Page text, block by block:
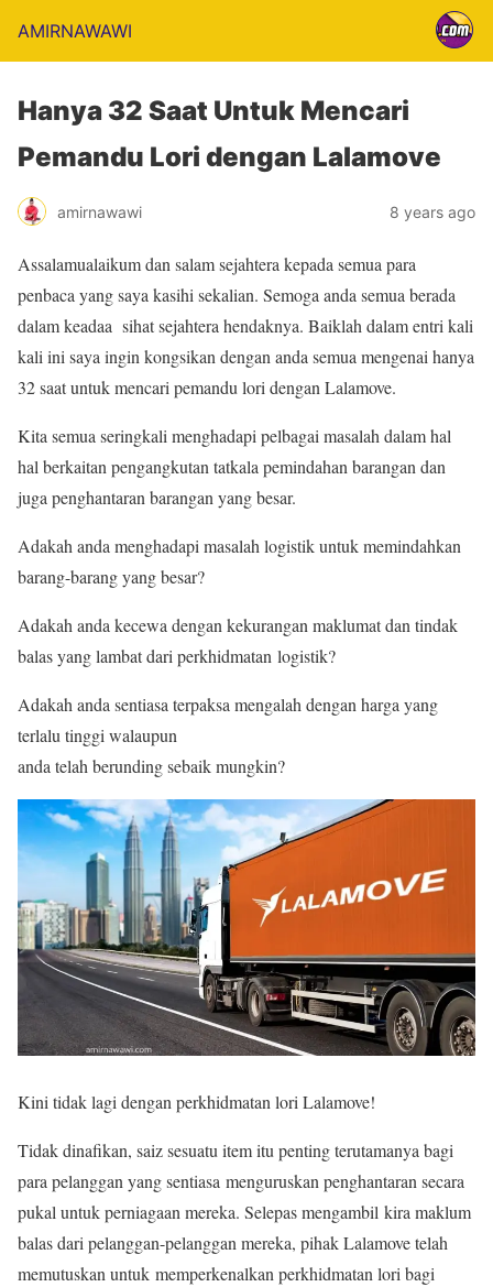
AMIRNAWAWI
Hanya 32 Saat Untuk Mencari
Pemandu Lori dengan Lalamove
amirnawawi 8 years ago
Assalamualaikum dan salam sejahtera kepada semua para
penbaca yang saya kasihi sekalian. Semoga anda semua berada
dalam keadaa sihat sejahtera hendaknya. Baiklah dalam entri kali
kali ini saya ingin kongsikan dengan anda semua mengenai hanya
32 saat untuk mencari pemandu lori dengan Lalamove.
Kita semua seringkali menghadapi pelbagai masalah dalam hal
hal berkaitan pengangkutan tatkala pemindahan barangan dan
juga penghantaran barangan yang besar.
Adakah anda menghadapi masalah logistik untuk memindahkan
barang-barang yang besar?
Adakah anda kecewa dengan kekurangan maklumat dan tindak
balas yang lambat dari perkhidmatan logistik?
Adakah anda sentiasa terpaksa mengalah dengan harga yang
terlalu tinggi walaupun
anda telah berunding sebaik mungkin?
Kini tidak lagi dengan perkhidmatan lori Lalamove!
Tidak dinafikan, saiz sesuatu item itu penting terutamanya bagi
para pelanggan yang sentiasa menguruskan penghantaran secara
pukal untuk perniagaan mereka. Selepas mengambil kira maklum
balas dari pelanggan-pelanggan mereka, pihak Lalamove telah
memutuskan untuk memperkenalkan perkhidmatan lori bagi